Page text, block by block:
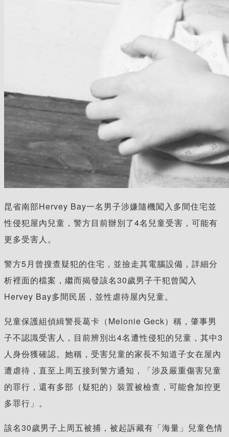
昆省南部Hervey Bay一名男子涉嫌隨機闖入多間住宅並
性侵犯屋內兒童，警方目前辦別了4名兒童受害，可能有
更多受害人。
警方5月曾搜查疑犯的住宅，並撿走其電腦設備，詳細分
析裡面的檔案，繼而揭發該名30歲男子干犯曾闖入
Hervey Bay多間民居，並性虐待屋內兒童。
兒童保護組偵緝警長葛卡（Melonie Geck）稱，肇事男
子不認識受害人，目前辨別出4名遭性侵犯的兒童，其中3
人身份獲確認。她稱，受害兒童的家長不知道子女在屋內
遭虐待，直至上周五接到警方通知，「涉及嚴重傷害兒童
的罪行，還有多部（疑犯的）裝置被檢查，可能會加控更
多罪行」。
該名30歲男子上周五被捕，被起訴藏有「海量」兒童色情